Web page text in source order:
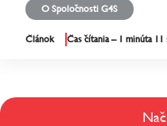
O Spoločnosti G4S
Článok Čas čítania – 1 minúta 11